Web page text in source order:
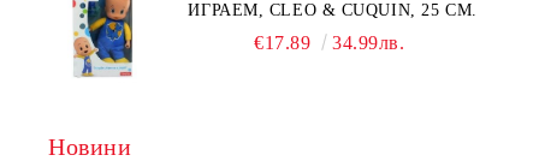
ИГРАЕМ, CLEO & CUQUIN, 25 СМ.
€17.89 34.99лв.
Новини